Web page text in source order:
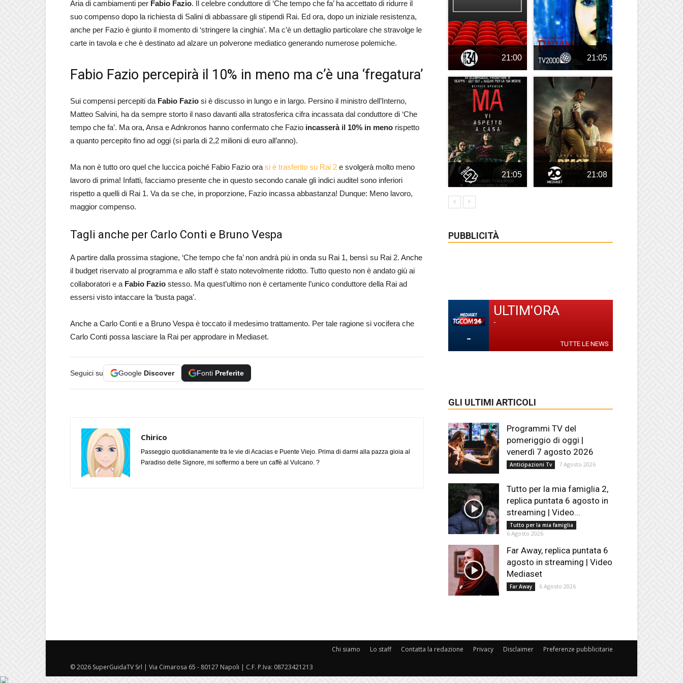
Aria di cambiamenti per Fabio Fazio. Il celebre conduttore di ‘Che tempo che fa’ ha accettato di ridurre il
suo compenso dopo la richiesta di Salini di abbassare gli stipendi Rai. Ed ora, dopo un iniziale resistenza,
anche per Fazio è giunto il momento di ‘stringere la cinghia’. Ma c’è un dettaglio particolare che stravolge le
carte in tavola e che è destinato ad alzare un polverone mediatico generando numerose polemiche.
Fabio Fazio percepirà il 10% in meno ma c’è una ‘fregatura’
Sui compensi percepiti da Fabio Fazio si è discusso in lungo e in largo. Persino il ministro dell’Interno,
Matteo Salvini, ha da sempre storto il naso davanti alla stratosferica cifra incassata dal conduttore di ‘Che
tempo che fa’. Ma ora, Ansa e Adnkronos hanno confermato che Fazio incasserà il 10% in meno rispetto
a quanto percepito fino ad oggi (si parla di 2,2 milioni di euro all’anno).
Ma non è tutto oro quel che luccica poiché Fabio Fazio ora si è trasferito su Rai 2 e svolgerà molto meno
lavoro di prima! Infatti, facciamo presente che in questo secondo canale gli indici auditel sono inferiori
rispetto a quelli di Rai 1. Va da se che, in proporzione, Fazio incassa abbastanza! Dunque: Meno lavoro,
maggior compenso.
Tagli anche per Carlo Conti e Bruno Vespa
A partire dalla prossima stagione, ‘Che tempo che fa’ non andrà più in onda su Rai 1, bensì su Rai 2. Anche
il budget riservato al programma e allo staff è stato notevolmente ridotto. Tutto questo non è andato giù ai
collaboratori e a Fabio Fazio stesso. Ma quest’ultimo non è certamente l’unico conduttore della Rai ad
essersi visto intaccare la ‘busta paga’.
Anche a Carlo Conti e a Bruno Vespa è toccato il medesimo trattamento. Per tale ragione si vocifera che
Carlo Conti possa lasciare la Rai per approdare in Mediaset.
Seguici su Google Discover Fonti Preferite
Chirico
Passeggio quotidianamente tra le vie di Acacias e Puente Viejo. Prima di darmi alla pazza gioia al
Paradiso delle Signore, mi soffermo a bere un caffè al Vulcano. ?
21:00 21:05
21:05 21:08
PUBBLICITÀ
-
ULTIM'ORA
-
TUTTE LE NEWS
GLI ULTIMI ARTICOLI
Programmi TV del
pomeriggio di oggi |
venerdì 7 agosto 2026
Anticipazioni Tv 7 Agosto 2026
Tutto per la mia famiglia 2,
replica puntata 6 agosto in
streaming | Video...
Tutto per la mia famiglia
6 Agosto 2026
Far Away, replica puntata 6
agosto in streaming | Video
Mediaset
Far Away 6 Agosto 2026
Chi siamo Lo staff Contatta la redazione Privacy Disclaimer Preferenze pubblicitarie
© 2026 SuperGuidaTV Srl | Via Cimarosa 65 - 80127 Napoli | C.F. P.Iva: 08723421213